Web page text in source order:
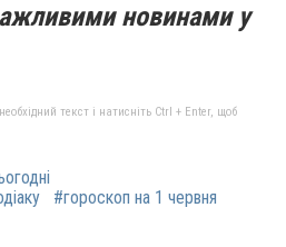
новинами у
текст і натисніть Ctrl + Enter, щоб
#гороскоп на 1 червня